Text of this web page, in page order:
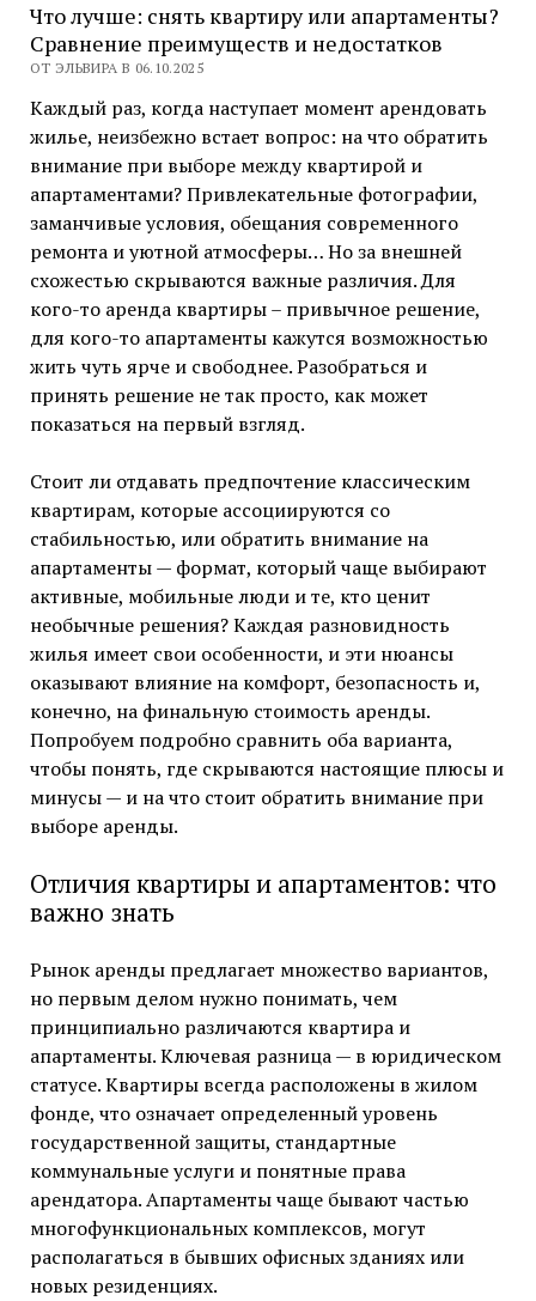
Что лучше: снять квартиру или апартаменты?
Сравнение преимуществ и недостатков
ОТ ЭЛЬВИРА В 06.10.2025
Каждый раз, когда наступает момент арендовать
жилье, неизбежно встает вопрос: на что обратить
внимание при выборе между квартирой и
апартаментами? Привлекательные фотографии,
заманчивые условия, обещания современного
ремонта и уютной атмосферы… Но за внешней
схожестью скрываются важные различия. Для
кого-то аренда квартиры – привычное решение,
для кого-то апартаменты кажутся возможностью
жить чуть ярче и свободнее. Разобраться и
принять решение не так просто, как может
показаться на первый взгляд.
Стоит ли отдавать предпочтение классическим
квартирам, которые ассоциируются со
стабильностью, или обратить внимание на
апартаменты — формат, который чаще выбирают
активные, мобильные люди и те, кто ценит
необычные решения? Каждая разновидность
жилья имеет свои особенности, и эти нюансы
оказывают влияние на комфорт, безопасность и,
конечно, на финальную стоимость аренды.
Попробуем подробно сравнить оба варианта,
чтобы понять, где скрываются настоящие плюсы и
минусы — и на что стоит обратить внимание при
выборе аренды.
Отличия квартиры и апартаментов: что
важно знать
Рынок аренды предлагает множество вариантов,
но первым делом нужно понимать, чем
принципиально различаются квартира и
апартаменты. Ключевая разница — в юридическом
статусе. Квартиры всегда расположены в жилом
фонде, что означает определенный уровень
государственной защиты, стандартные
коммунальные услуги и понятные права
арендатора. Апартаменты чаще бывают частью
многофункциональных комплексов, могут
располагаться в бывших офисных зданиях или
новых резиденциях.